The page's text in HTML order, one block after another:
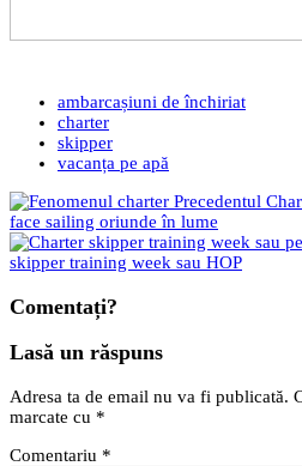
ambarcașiuni de închiriat
charter
skipper
vacanța pe apă
Precedentul
face sailing oriunde în lume
skipper training week sau HOP
Comentați?
Lasă un răspuns
Adresa ta de email nu va fi publicată.
marcate cu *
Comentariu *